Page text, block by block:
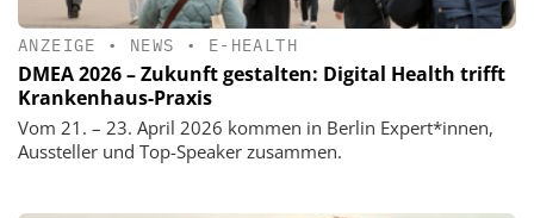
ANZEIGE • NEWS • E-HEALTH
DMEA 2026 – Zukunft gestalten: Digital Health trifft
Krankenhaus-Praxis
Vom 21. – 23. April 2026 kommen in Berlin Expert*innen,
Aussteller und Top-Speaker zusammen.